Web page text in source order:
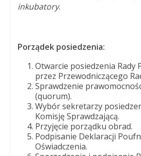
inkubatory.
Porządek posiedzenia:
Otwarcie posiedzenia Rady
przez Przewodniczącego
Sprawdzenie
(quorum).
Wybór sekretarzy
Komisję Sprawdzającą.
Przyjęcie porządku obrad.
Podpisanie Deklaracji
Oświadczenia.